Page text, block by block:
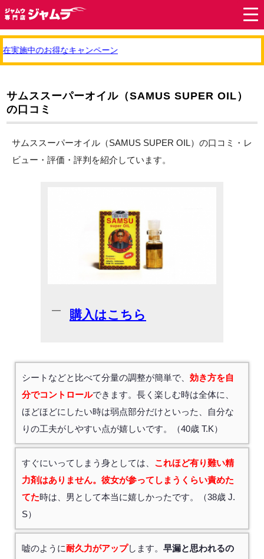
実施中のお得なキャンペーン
サムススーパーオイル（SAMUS SUPER OIL）
の口コミ
サムススーパーオイル（SAMUS SUPER OIL）の口コミ・レ
ビュー・評価・評判を紹介しています。
購入はこちら
シートなどと比べて分量の調整が簡単で、 効き方を自
分でコントロールできます。長く楽しむ時は全体に、
ほどほどにしたい時は弱点部分だけといった、自分な
りの工夫がしやすい点が嬉しいです。（40歳 T.K）
すぐにいってしまう身としては、 これほど有り難い精
力剤はありません。彼女が参ってしまうくらい責めた
てた時は、男として本当に嬉しかったです。（38歳 J.
S）
嘘のように耐久力がアップします。 早漏と思われるの